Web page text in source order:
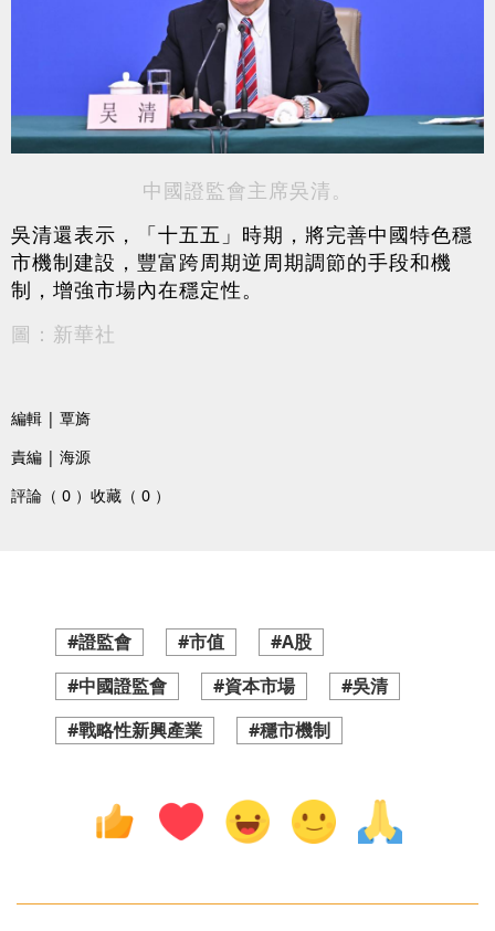
中國證監會主席吳清。
吳清還表示，「十五五」時期，將完善中國特色穩
市機制建設，豐富跨周期逆周期調節的手段和機
制，增強市場內在穩定性。
圖：新華社
編輯 | 覃旖
責編 | 海源
評論（ 0 ） 收藏（ 0 ）
#證監會 #市值
#A股
#中國證監會
#資本市場
#吳清
#戰略性新興產業
#穩市機制